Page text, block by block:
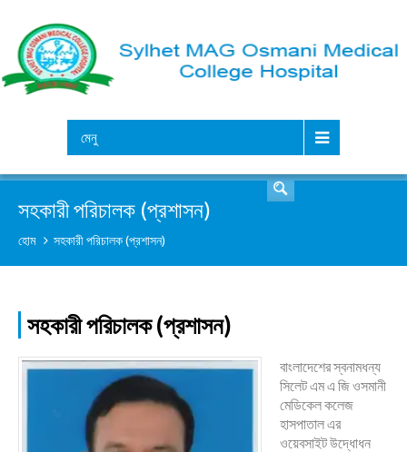
মেনু
সহকারী পরিচালক (প্রশাসন)
হোম সহকারী পরিচালক (প্রশাসন)
সহকারী পরিচালক (প্রশাসন)
বাংলাদেশের স্বনামধন্য
সিলেট এম এ জি ওসমানী
মেডিকেল কলেজ
হাসপাতাল এর
ওয়েবসাইট উদ্ধোধন